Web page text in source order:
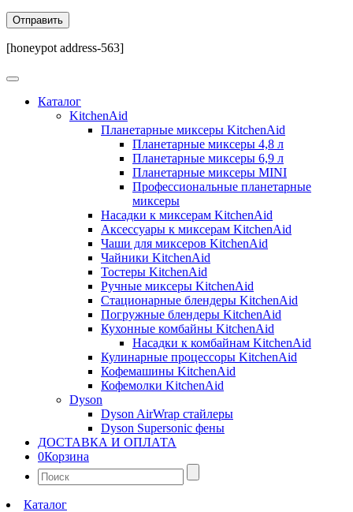
[honeypot address-563]
Каталог
KitchenAid
Планетарные миксеры KitchenAid
Планетарные миксеры 4,8 л
Планетарные миксеры 6,9 л
Планетарные миксеры MINI
Профессиональные планетарные
миксеры
Насадки к миксерам KitchenAid
Аксессуары к миксерам KitchenAid
Чаши для миксеров KitchenAid
Чайники KitchenAid
Тостеры KitchenAid
Ручные миксеры KitchenAid
Стационарные блендеры KitchenAid
Погружные блендеры KitchenAid
Кухонные комбайны KitchenAid
Насадки к комбайнам KitchenAid
Кулинарные процессоры KitchenAid
Кофемашины KitchenAid
Кофемолки KitchenAid
Dyson
Dyson AirWrap стайлеры
Dyson Supersonic фены
ДОСТАВКА И ОПЛАТА
0Корзина
Найти:
Каталог